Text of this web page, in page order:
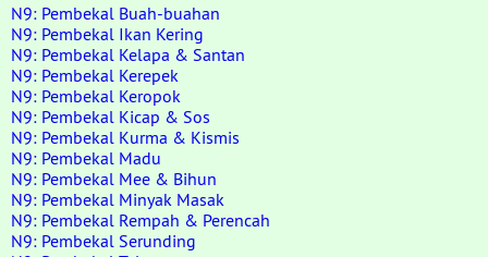
N9: Pembekal Buah-buahan
N9: Pembekal Ikan Kering
N9: Pembekal Kelapa & Santan
N9: Pembekal Kerepek
N9: Pembekal Keropok
N9: Pembekal Kicap & Sos
N9: Pembekal Kurma & Kismis
N9: Pembekal Madu
N9: Pembekal Mee & Bihun
N9: Pembekal Minyak Masak
N9: Pembekal Rempah & Perencah
N9: Pembekal Serunding